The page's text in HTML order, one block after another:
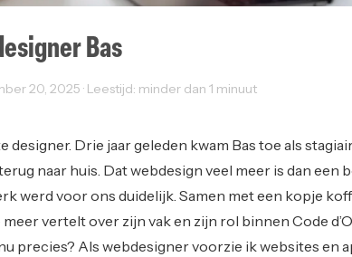
Bas
20, 2025 · Leestijd: minder dan 1 minuut
designer. Drie jaar geleden kwam Bas toe als
naar huis. Dat webdesign veel meer is dan een
werd voor ons duidelijk. Samen met een kopje
vertelt over zijn vak en zijn rol binnen Code
precies? Als webdesigner voorzie ik websites en